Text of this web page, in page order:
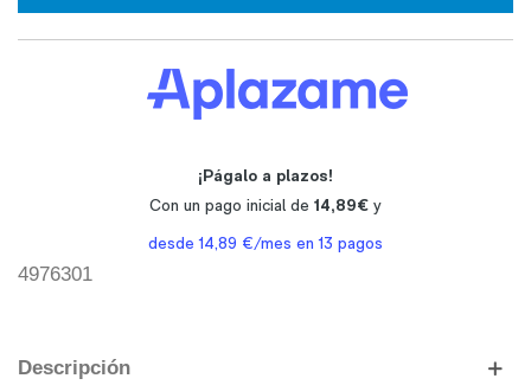
4976301
Descripción